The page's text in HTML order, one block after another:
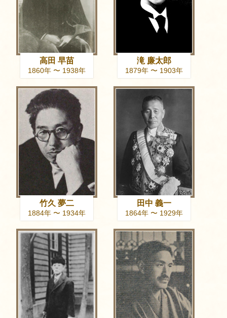
高田 早苗
1860年 〜 1938年
滝 廉太郎
1879年 〜 1903年
竹久 夢二
1884年 〜 1934年
田中 義一
1864年 〜 1929年